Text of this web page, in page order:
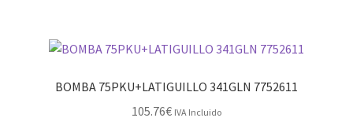
BOMBA 75PKU+LATIGUILLO 341GLN 7752611
105.76€ IVA Incluido